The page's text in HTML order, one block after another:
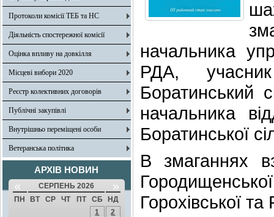
Протоколи комісії ТЕБ та НС
Діяльність спостережної комісії
Оцінка впливу на довкілля
Місцеві вибори 2020
Реєстр колективних договорів
Публічні закупівлі
Внутрішньо переміщені особи
Ветеранська політика
АРХІВ НОВИН
« СЕРПЕНЬ 2026 »
ПН ВТ СР ЧТ ПТ СБ
НД
1
2
начальника
РДА,
Боратинський
начальника
Боратинської
В змаганнях
Горохівської